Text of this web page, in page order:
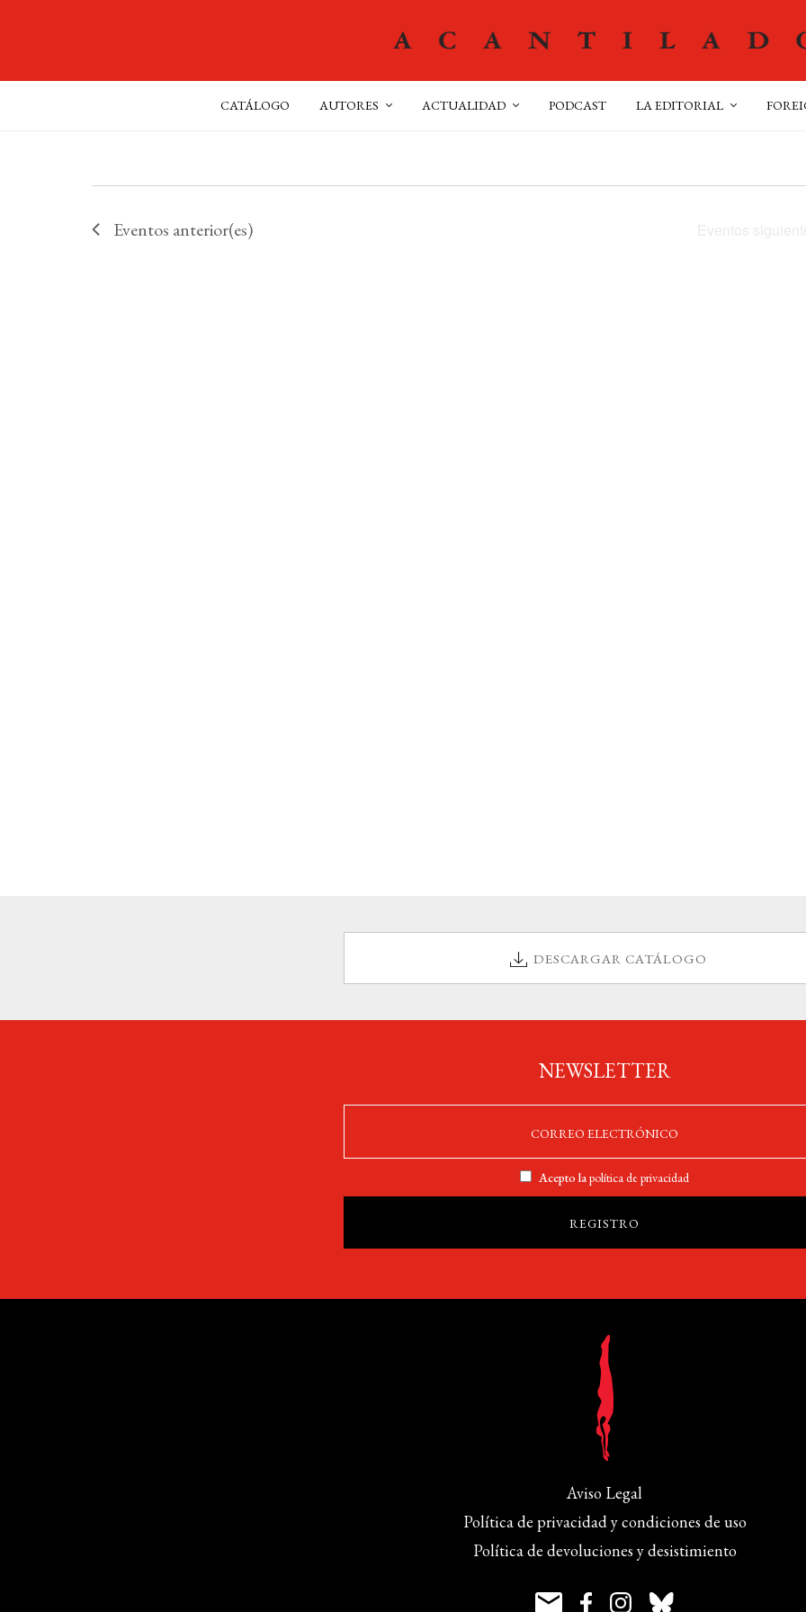
CATÁLOGO AUTORES ACTUALIDAD PODCAST LA EDITORIAL
Eventos anterior(es)
DESCARGAR CATÁLOGO
NEWSLETTER
Acepto lapolítica de privacidad
Aviso Legal
Política de privacidad y condiciones de uso
Política de devoluciones y desistimiento